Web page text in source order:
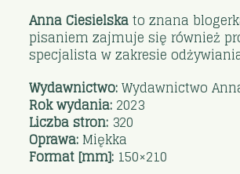
Anna Ciesielskato znana
pisaniem zajmuje się również
specjalista w zakresie
Wydawnictwo:Wydawnictwo
Rok wydania: 2023
Liczba stron: 320
Oprawa: Miękka
Format [mm]: 150×210